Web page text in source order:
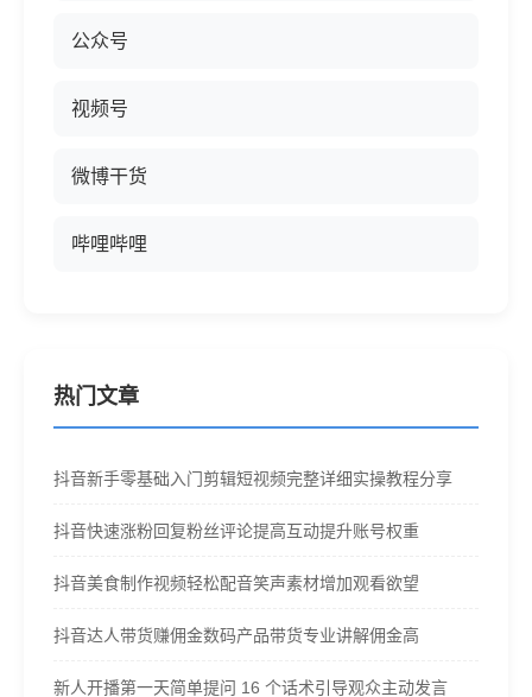
公众号
视频号
微博干货
哔哩哔哩
热门文章
抖音新手零基础入门剪辑短视频完整详细实操教程分享
抖音快速涨粉回复粉丝评论提高互动提升账号权重
抖音美食制作视频轻松配音笑声素材增加观看欲望
抖音达人带货赚佣金数码产品带货专业讲解佣金高
新人开播第一天简单提问 16 个话术引导观众主动发言